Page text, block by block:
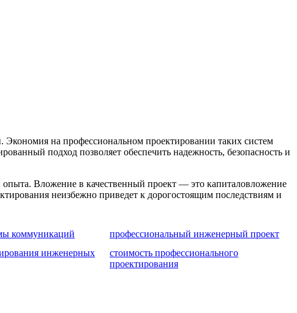
на профессиональном проектировании таких систем
подход позволяет обеспечить надежность, безопасность и
Вложение в качественный проект — это капиталовложение
неизбежно приведет к дорогостоящим последствиям и
коммуникаций
профессиональный инженерный проект
инженерных
стоимость профессионального
проектирования